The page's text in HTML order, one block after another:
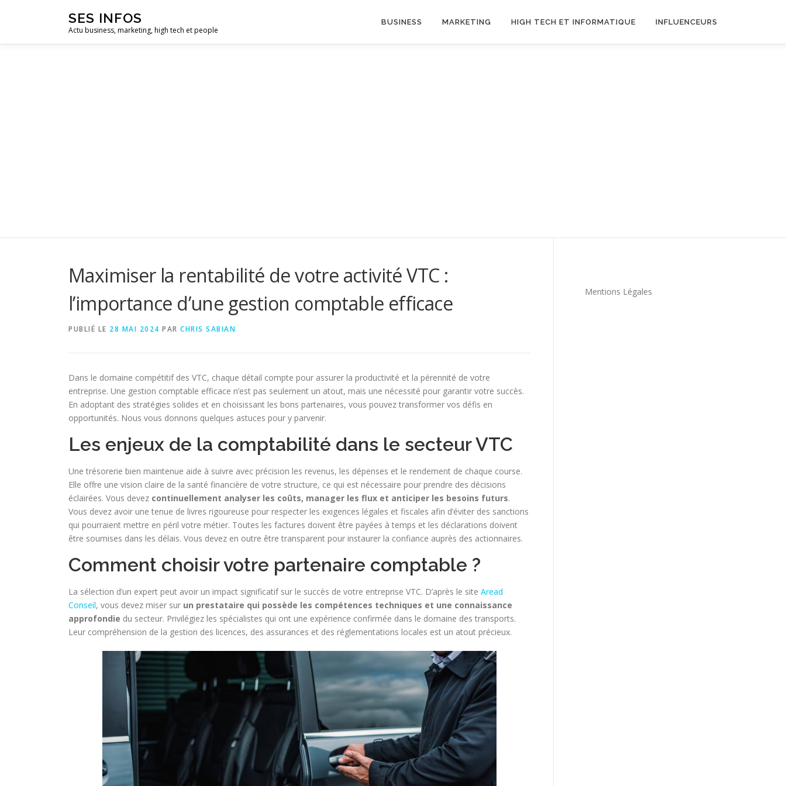
SES INFOS
Actu business, marketing, high tech et people
BUSINESS MARKETING HIGH TECH ET INFORMATIQUE INFLUENCEURS
Maximiser la rentabilité de votre activité VTC :
l’importance d’une gestion comptable efficace
PUBLIÉ LE 28 MAI 2024 PAR CHRIS SABIAN
Dans le domaine compétitif des VTC, chaque détail compte pour assurer la productivité et la pérennité de votre
entreprise. Une gestion comptable efficace n’est pas seulement un atout, mais une nécessité pour garantir votre succès.
En adoptant des stratégies solides et en choisissant les bons partenaires, vous pouvez transformer vos défis en
opportunités. Nous vous donnons quelques astuces pour y parvenir.
Les enjeux de la comptabilité dans le secteur VTC
Une trésorerie bien maintenue aide à suivre avec précision les revenus, les dépenses et le rendement de chaque course.
Elle offre une vision claire de la santé financière de votre structure, ce qui est nécessaire pour prendre des décisions
éclairées. Vous devez continuellement analyser les coûts, manager les flux et anticiper les besoins futurs.
Vous devez avoir une tenue de livres rigoureuse pour respecter les exigences légales et fiscales afin d’éviter des sanctions
qui pourraient mettre en péril votre métier. Toutes les factures doivent être payées à temps et les déclarations doivent
être soumises dans les délais. Vous devez en outre être transparent pour instaurer la confiance auprès des actionnaires.
Comment choisir votre partenaire comptable ?
La sélection d’un expert peut avoir un impact significatif sur le succès de votre entreprise VTC. D’après le site Aread
Conseil, vous devez miser sur un prestataire qui possède les compétences techniques et une connaissance
approfondie du secteur. Privilégiez les spécialistes qui ont une expérience confirmée dans le domaine des transports.
Leur compréhension de la gestion des licences, des assurances et des réglementations locales est un atout précieux.
Mentions Légales